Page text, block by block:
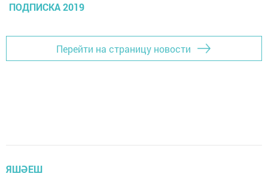
ПОДПИСКА 2019
Перейти на страницу новости
ЯШӘЕШ